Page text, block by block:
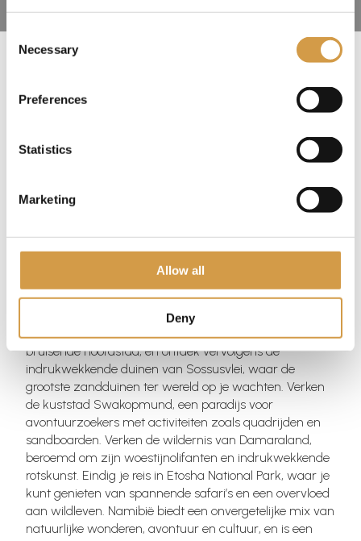
Consent
Selection
Necessary
Preferences
Statistics
Marketing
Allow all
Deny
Duik in het betoverende Namibië met deze 11-daagse
selfdrive reis door een van Afrika’s meest fascinerende
bestemmingen. Begin je avontuur in Windhoek, de
bruisende hoofdstad, en ontdek vervolgens de
indrukwekkende duinen van Sossusvlei, waar de
grootste zandduinen ter wereld op je wachten. Verken
de kuststad Swakopmund, een paradijs voor
avontuurzoekers met activiteiten zoals quadrijden en
sandboarden. Verken de wildernis van Damaraland,
beroemd om zijn woestijnolifanten en indrukwekkende
rotskunst. Eindig je reis in Etosha National Park, waar je
kunt genieten van spannende safari’s en een overvloed
aan wildleven. Namibië biedt een onvergetelijke mix van
natuurlijke wonderen, avontuur en cultuur, en is een
1. Informatie bestemming
3. Praktische informatie
6. Reis aanvragen
Deel deze reis